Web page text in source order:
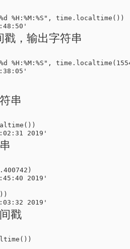
%H:%M:%S", time.localtime())
戳，输出字符串
%H:%M:%S",
串
2019'
戳